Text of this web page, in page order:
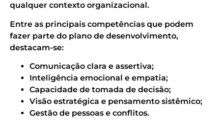
qualquer contexto organizacional.
Entre as principais competências que podem
fazer parte do plano de desenvolvimento,
destacam-se:
Comunicação clara e assertiva;
Inteligência emocional e empatia;
Capacidade de tomada de decisão;
Visão estratégica e pensamento sistêmico;
Gestão de pessoas e conflitos.